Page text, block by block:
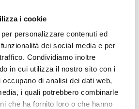
i cookie
personalizzare contenuti ed
dei social media e per
Condividiamo inoltre
in cui utilizza il nostro sito con i
di analisi dei dati web,
i quali potrebbero combinarle
che ha fornito loro o che hanno